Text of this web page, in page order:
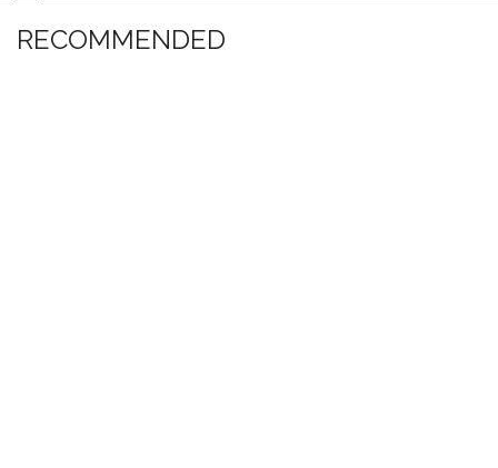
RECOMMENDED